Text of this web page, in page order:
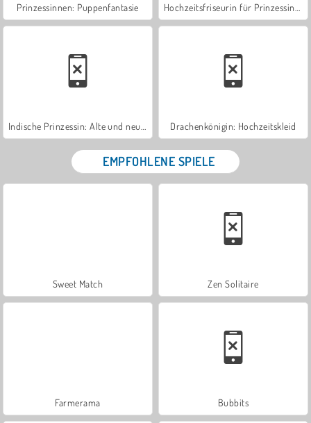
Prinzessinnen: Puppenfantasie
Drachenkönigin: Hochzeitskleid
EMPFOHLENE SPIELE
Sweet Match Zen Solitaire
Farmerama Bubbits